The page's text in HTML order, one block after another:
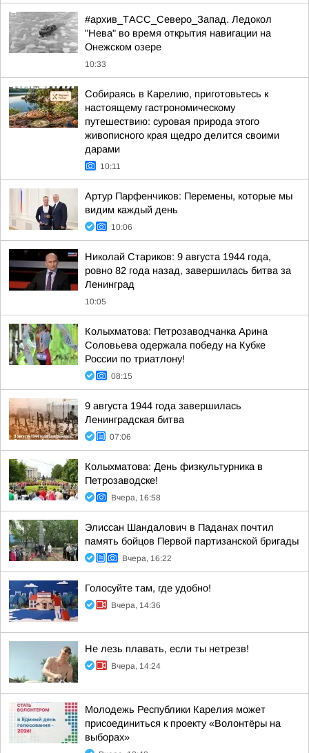
#архив_ТАСС_Северо_Запад. Ледокол
"Нева" во время открытия навигации на
Онежском озере
10:33
Собираясь в Карелию, приготовьтесь к
настоящему гастрономическому
путешествию: суровая природа этого
живописного края щедро делится своими
дарами
10:11
Артур Парфенчиков: Перемены, которые мы
видим каждый день
10:06
Николай Стариков: 9 августа 1944 года,
ровно 82 года назад, завершилась битва за
Ленинград
10:05
Колыхматова: Петрозаводчанка Арина
Соловьева одержала победу на Кубке
России по триатлону!
08:15
9 августа 1944 года завершилась
Ленинградская битва
07:06
Колыхматова: День физкультурника в
Петрозаводске!
Вчера, 16:58
Элиссан Шандалович в Паданах почтил
память бойцов Первой партизанской бригады
Вчера, 16:22
Голосуйте там, где удобно!
Вчера, 14:36
Не лезь плавать, если ты нетрезв!
Вчера, 14:24
Молодежь Республики Карелия может
присоединиться к проекту «Волонтёры на
выборах»